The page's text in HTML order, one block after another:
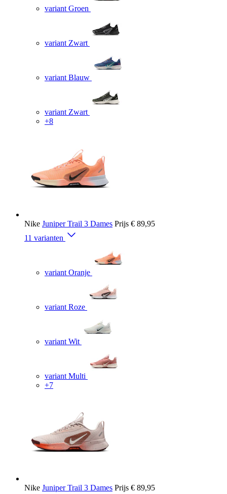
variant Groen
variant Zwart
variant Blauw
variant Zwart
+8
Nike Juniper Trail 3 Dames Prijs € 89,95
11 varianten
variant Oranje
variant Roze
variant Wit
variant Multi
+7
Nike Juniper Trail 3 Dames Prijs € 89,95